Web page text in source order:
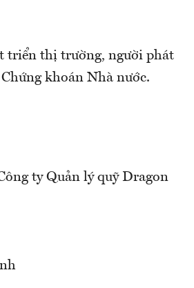
triển thị trường, người phát
khoán Nhà nước.
ty Quản lý quỹ Dragon